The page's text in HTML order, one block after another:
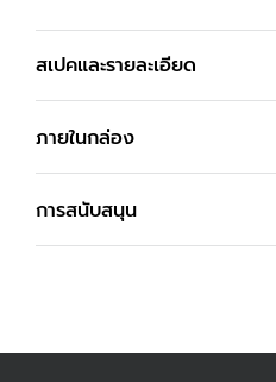
สเปคและรายละเอียด
ภายในกล่อง
การสนับสนุน